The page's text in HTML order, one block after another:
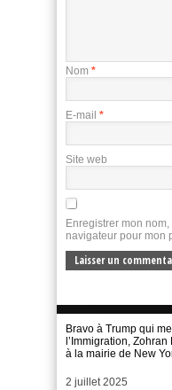
Nom *
E-mail *
Site web
Enregistrer mon
navigateur pour mon
Bravo à Trump qui
l’Immigration,
à la mairie de New
Date
2 juillet 2025